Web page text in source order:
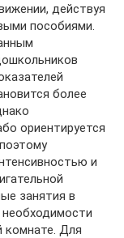
действуя
пособиями.
более
ориентируется
и
занятия в
необходимости
комнате. Для